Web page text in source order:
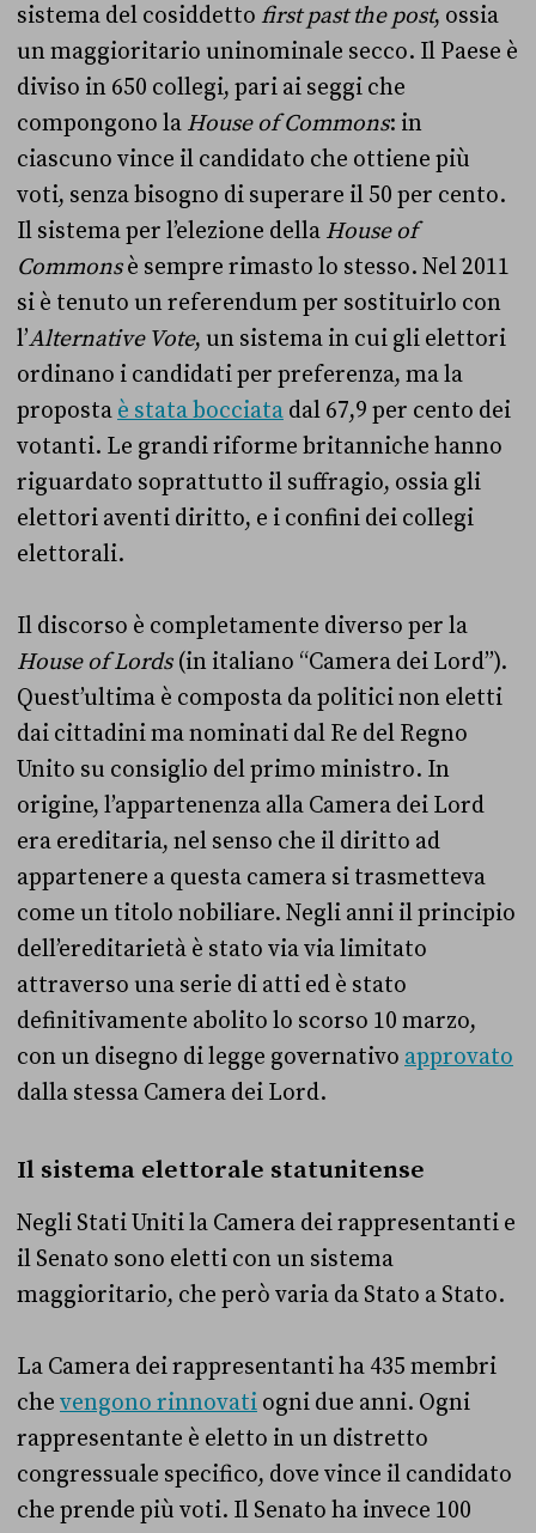
sistema del cosiddetto first past the post, ossia
un maggioritario uninominale secco. Il Paese è
diviso in 650 collegi, pari ai seggi che
compongono la House of Commons: in
ciascuno vince il candidato che ottiene più
voti, senza bisogno di superare il 50 per cento.
Il sistema per l’elezione della House of
Commonsè sempre rimasto lo stesso. Nel 2011
si è tenuto un referendum per sostituirlo con
l’Alternative Vote, un sistema in cui gli elettori
ordinano i candidati per preferenza, ma la
proposta è stata bocciata dal 67,9 per cento dei
votanti. Le grandi riforme britanniche hanno
riguardato soprattutto il suffragio, ossia gli
elettori aventi diritto, e i confini dei collegi
elettorali.
Il discorso è completamente diverso per la
House of Lords (in italiano “Camera dei Lord”).
Quest’ultima è composta da politici non eletti
dai cittadini ma nominati dal Re del Regno
Unito su consiglio del primo ministro. In
origine, l’appartenenza alla Camera dei Lord
era ereditaria, nel senso che il diritto ad
appartenere a questa camera si trasmetteva
come un titolo nobiliare. Negli anni il principio
dell’ereditarietà è stato via via limitato
attraverso una serie di atti ed è stato
definitivamente abolito lo scorso 10 marzo,
con un disegno di legge governativo approvato
dalla stessa Camera dei Lord.
Il sistema elettorale statunitense
Negli Stati Uniti la Camera dei rappresentanti e
il Senato sono eletti con un sistema
maggioritario, che però varia da Stato a Stato.
La Camera dei rappresentanti ha 435 membri
che vengono rinnovati ogni due anni. Ogni
rappresentante è eletto in un distretto
congressuale specifico, dove vince il candidato
che prende più voti. Il Senato ha invece 100